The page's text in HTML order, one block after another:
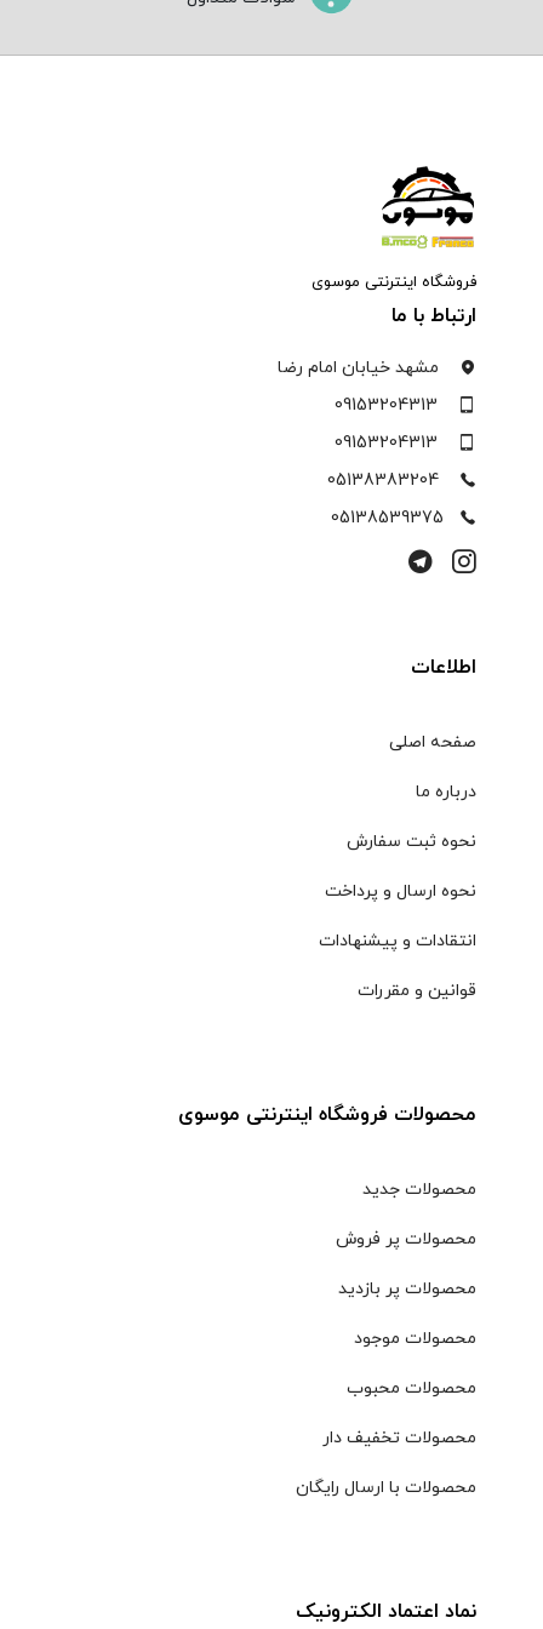
فروشگاه اینترنتی موسوی
ارتباط با ما
مشهد خیابان امام رضا
09153204313
09153204313
05138383204
05138539375
اطلاعات
صفحه اصلی
درباره ما
نحوه ثبت سفارش
نحوه ارسال و پرداخت
انتقادات و پیشنهادات
قوانین و مقررات
محصولات فروشگاه اینترنتی موسوی
محصولات جدید
محصولات پر فروش
محصولات پر بازدید
محصولات موجود
محصولات محبوب
محصولات تخفیف دار
محصولات با ارسال رایگان
نماد اعتماد الکترونیک